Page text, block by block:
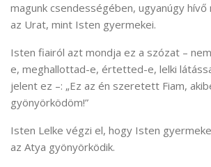
magunk csendességében, ugyanúgy
az Urat, mint Isten gyermekei.
Isten fiairól azt mondja ez a szózat –
e, meghallottad-e, értetted-e, lelki
jelent ez –: „Ez az én szeretett Fiam,
gyönyörködöm!”
Isten Lelke végzi el, hogy Isten
az Atya gyönyörködik.